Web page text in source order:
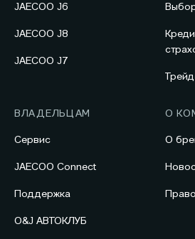
JAECOO J6
JAECOO J8
JAECOO J7
ВЛАДЕЛЬЦАМ
Сервис
JAECOO Connect
Поддержка
O&J АВТОКЛУБ
О
О